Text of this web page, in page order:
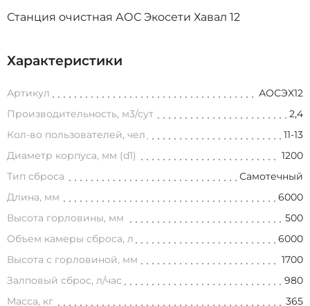
Станция очистная АОС Экосети Хавал 12
Характеристики
Артикул
АОСЭХ12
Производительность, м3/сут
2,4
Кол-во пользователей, чел
11-13
Диаметр корпуса, мм (d1)
1200
Тип сброса
Самотечный
Длина, мм
6000
Высота горловины, мм
500
Объем камеры сброса, л
6000
Высота с горловиной, мм
1700
Залповый сброс, л/час
980
Масса, кг
365